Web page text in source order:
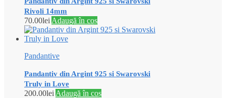
Rivoli 14mm
70.00lei Adaugă în coș
Pandantive
Pandantiv din Argint 925 si Swarovski
Truly in Love
200.00lei Adaugă în coș